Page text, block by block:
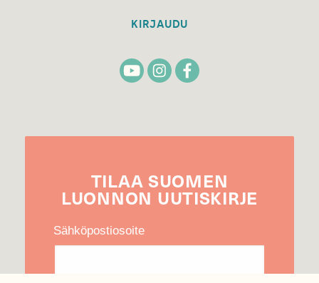
KIRJAUDU
TILAA SUOMEN
LUONNON UUTIS­KIRJE
Sähköpostiosoite